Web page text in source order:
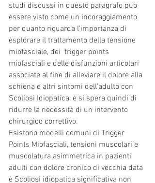
studi discussi in questo paragrafo può
essere visto come un incoraggiamento
per quanto riguarda l'importanza di
esplorare il trattamento della tensione
miofasciale, dei  trigger points
miofasciali e delle disfunzioni articolari
associate al fine di alleviare il dolore alla
schiena e altri sintomi dell'adulto con
Scoliosi Idiopatica, e si spera quindi di
ridurre la necessità di un intervento
chirurgico correttivo.
Esistono modelli comuni di Trigger
Points Miofasciali, tensioni muscolari e
muscolatura asimmetrica in pazienti
adulti con dolore cronico di vecchia data
e Scoliosi idiopatica significativa non